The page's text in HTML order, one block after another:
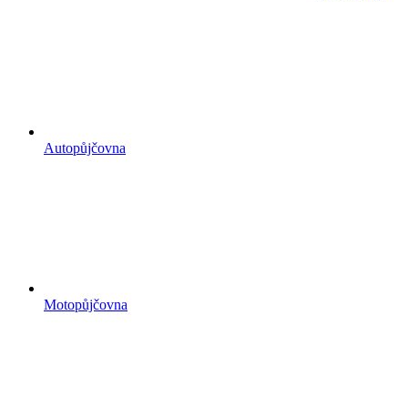
Autopůjčovna
Motopůjčovna